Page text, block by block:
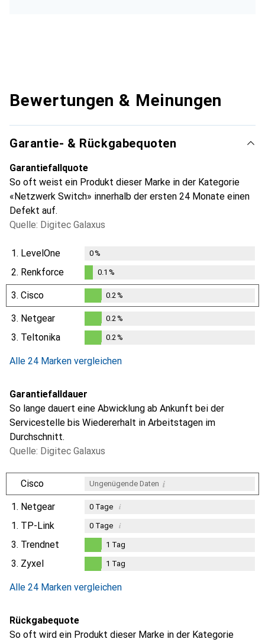
Bewertungen & Meinungen
Garantie- & Rückgabequoten
Garantiefallquote
So oft weist ein Produkt dieser Marke in der Kategorie
«Netzwerk Switch» innerhalb der ersten 24 Monate einen
Defekt auf.
Quelle: Digitec Galaxus
1. LevelOne 0%
2. Renkforce
0.1%
0.1 %
3. Cisco
0.2%
0.2 %
3. Netgear
0.2%
0.2 %
3. Teltonika 0.2 %
Alle 24 Marken vergleichen
Garantiefalldauer
So lange dauert eine Abwicklung ab Ankunft bei der
Servicestelle bis Wiedererhalt in Arbeitstagen im
Durchschnitt.
Quelle: Digitec Galaxus
Cisco Ungenügende Daten i
1. Netgear 0Tage i
1. TP-Link 0Tage i
3. Trendnet
Tag
1 Tag
3. Zyxel 1 Tag
Alle 24 Marken vergleichen
Rückgabequote
So oft wird ein Produkt dieser Marke in der Kategorie